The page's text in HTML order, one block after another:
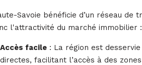
Savoie bénéficie d’un réseau
l'attractivité du marché immobilier :
Accès facile : La région est
directes, facilitant l’accès à des